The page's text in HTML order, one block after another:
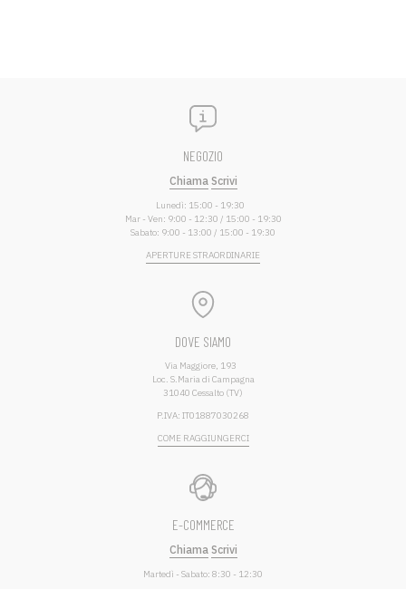
NEGOZIO
Chiama Scrivi
Lunedì: 15:00 - 19:30
Mar - Ven: 9:00 - 12:30 / 15:00 - 19:30
Sabato: 9:00 - 13:00 / 15:00 - 19:30
APERTURE STRAORDINARIE
DOVE SIAMO
Via Maggiore, 193
Loc. S.Maria di Campagna
31040 Cessalto (TV)
P.IVA: IT01887030268
COME RAGGIUNGERCI
E-COMMERCE
Chiama Scrivi
Martedì - Sabato: 8:30 - 12:30